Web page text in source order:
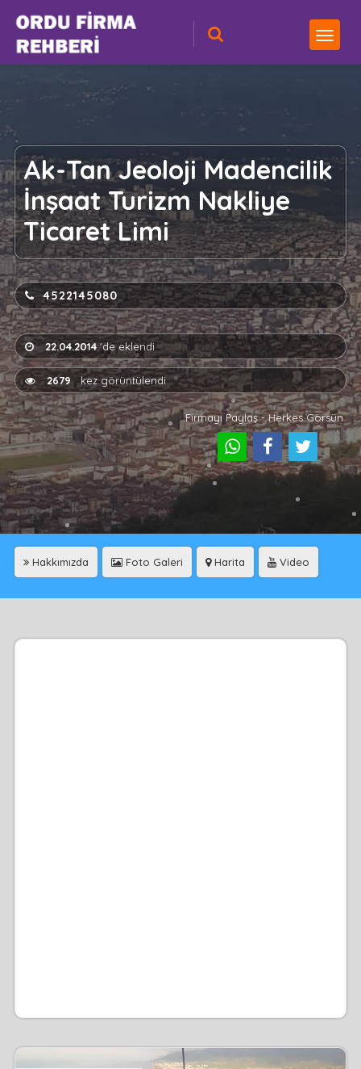
Ak-Tan Jeoloji Madencilik
İnşaat Turizm Nakliye
Ticaret Limi
4522145080
22.04.2014'de eklendi
2679 kez görüntülendi
Firmayı Paylaş - Herkes Görsün
Hakkımızda Foto Galeri Harita Video